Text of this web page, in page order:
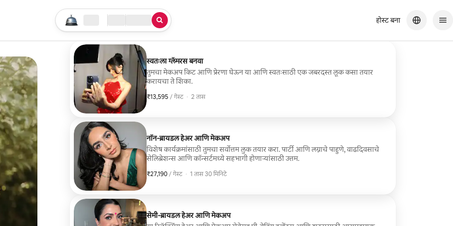
तुमचा सर्च सुरू करा
लोकेशन चेक इन / चेक आऊट
सेवेचा प्रकार
होस्ट बना
स्वतःला ग्लॅमरस बनवा
तुमचा मेकअप किट आणि प्रेरणा घेऊन या आणि स्वतःसाठी एक जबरदस्त लूक कसा तयार
करायचा ते शिका.
₹13,595 / गेस्ट
₹13,595 प्रति गेस्ट
, · 2 तास
नॉन-ब्रायडल हेअर आणि मेकअप
विशेष कार्यक्रमांसाठी तुमचा सर्वोत्तम लुक तयार करा. पार्टी आणि लग्नाचे पाहुणे, वाढदिवसाचे
सेलिब्रेशन्स आणि कॉन्सर्टमध्ये सहभागी होणाऱ्यांसाठी उत्तम.
₹27,190 / गेस्ट
₹27,190 प्रति गेस्ट
, · 1 तास 30 मिनिटे
सेमी-ब्रायडल हेअर आणि मेकअप